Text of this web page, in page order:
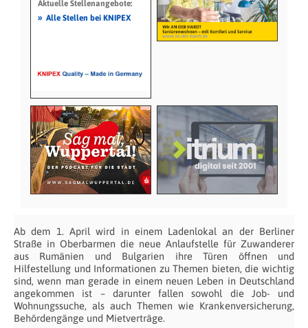
Aktuelle Stellenangebote:
» Alle Stellen bei KNIPEX
Ab dem 1. April wird in einem Ladenlokal an der Berliner
Straße in Oberbarmen die neue Anlaufstelle für Zuwanderer
aus Rumänien und Bulgarien ihre Türen öffnen und
Hilfestellung und Informationen zu Themen bieten, die wichtig
sind, wenn man gerade in einem neuen Leben in Deutschland
angekommen ist – darunter fallen sowohl die Job- und
Wohnungssuche, als auch Themen wie Krankenversicherung,
Behördengänge und Mietverträge.